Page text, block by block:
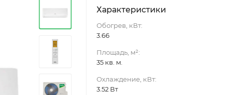
Характеристики
Обогрев, кВт:
3.66
Площадь, м²:
35 кв. м.
Охлаждение, кВт:
3.52 Вт